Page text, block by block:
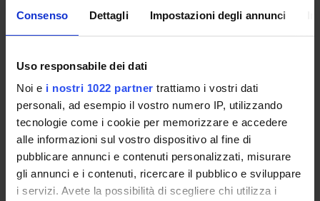
Consenso Dettagli Impostazioni degli annunci
Uso responsabile dei dati
Noi e i nostri 1022 partner trattiamo i vostri dati
personali, ad esempio il vostro numero IP, utilizzando
tecnologie come i cookie per memorizzare e accedere
alle informazioni sul vostro dispositivo al fine di
pubblicare annunci e contenuti personalizzati, misurare
gli annunci e i contenuti, ricercare il pubblico e sviluppare
i servizi. Avete la possibilità di scegliere chi utilizza i
Obiettivi formativi
Modulo: ISTOLOGIA
-------
L’insegnamento mira a fornire allo studente: i fondamenti di
base su struttura della cellula e dei tessuti che compongono
gli organi del corpo umano; strumenti critici e familiarità con
le tematiche che riguardano le cellule, i loro diversi tipi ed i
tipi di tessuto.